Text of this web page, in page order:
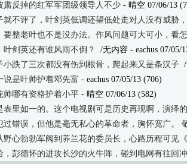
肃反掉的红军军团级领导人不少 - 晴空 07/06/13
就不评了，叶剑英低调还望低处走对人没有威胁
要整老叶也不是没办法。作风问题可大可小，看
叶剑英还有谁风雨不倒？
/无内容 - eachus 07/05/
小跌了三次都没有伤到根骨，爬起来又是条汉子
说是叶帅护着邓先富 - eachus 07/05/13 (706)
帅哪有资格护着小平 - 晴空 07/06/13 (582)
表里如一的。这个电视剧可是历史再现啊，演绎
过错误，但他是毫无私心的革命者，胸怀宽广。
野心勃勃军阀到养兰花的委员长，心路历程可见
，彭德怀的进攻长沙的火牛阵，碰到电网有往回